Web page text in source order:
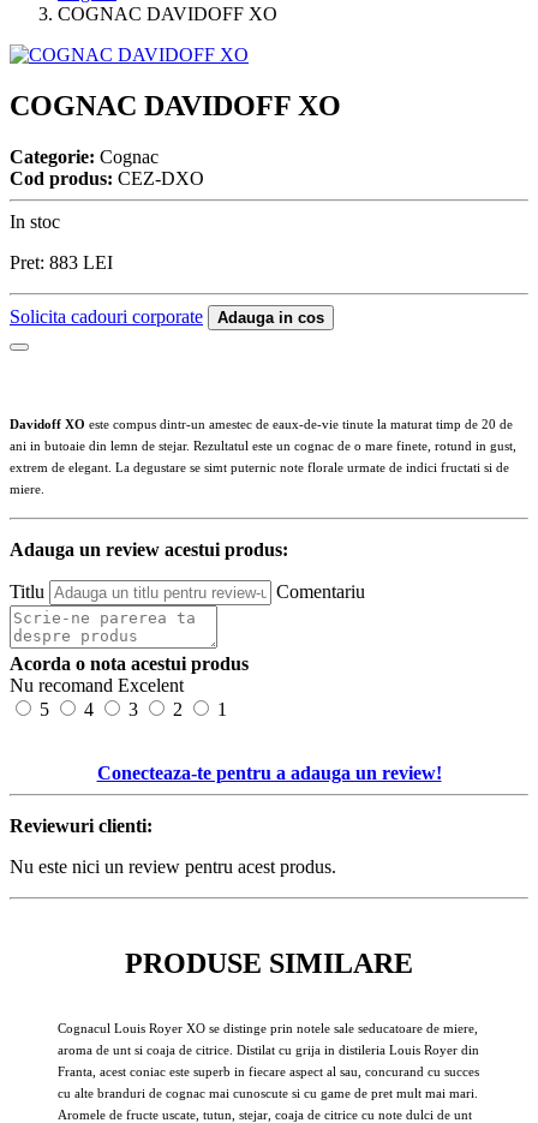
COGNAC DAVIDOFF XO
COGNAC DAVIDOFF XO
Categorie: Cognac
Cod produs: CEZ-DXO
In stoc
Pret: 883 LEI
Solicita cadouri corporate Adauga in cos
Davidoff XO este compus dintr-un amestec de eaux-de-vie tinute la maturat timp de 20 de
ani in butoaie din lemn de stejar. Rezultatul este un cognac de o mare finete, rotund in gust,
extrem de elegant. La degustare se simt puternic note florale urmate de indici fructati si de
miere.
Adauga un review acestui produs:
Titlu Comentariu
Acorda o nota acestui produs
Nu recomand Excelent
5
4 3 2 1
Conecteaza-te pentru a adauga un review!
Reviewuri clienti:
Nu este nici un review pentru acest produs.
PRODUSE SIMILARE
Cognacul Louis Royer XO se distinge prin notele sale seducatoare de miere,
aroma de unt si coaja de citrice. Distilat cu grija in distileria Louis Royer din
Franta, acest coniac este superb in fiecare aspect al sau, concurand cu succes
cu alte branduri de cognac mai cunoscute si cu game de pret mult mai mari.
Aromele de fructe uscate, tutun, stejar, coaja de citrice cu note dulci de unt